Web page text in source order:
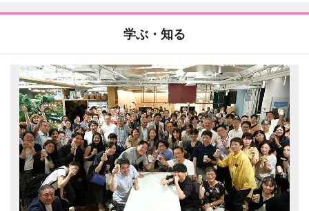
学ぶ・知る